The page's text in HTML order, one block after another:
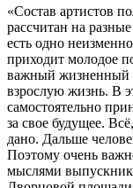
«Состав артистов
рассчитан на
есть одно
приходит молодое
важный жизненный
взрослую жизнь. В
самостоятельно
за свое будущее.
дано. Дальше
Поэтому очень
мыслями